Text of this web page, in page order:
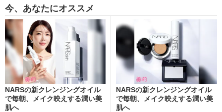
今、あなたにオススメ
NARSの新クレンジングオイル
で毎朝、メイク映えする潤い美
肌へ
NARSの新クレンジングオイル
で毎朝、メイク映えする潤い美
肌へ